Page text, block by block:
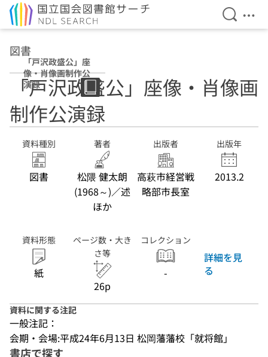
検索を
メ
図書
「戸沢政盛公」座
像・肖像画制作公
演録
「戸沢政盛公」座像・肖像画
制作公演録
資料種別
図書
著者
松隈 健太朗
(1968～)／述
ほか
出版者
高萩市経営戦
略部市長室
出版年
2013.2
資料形態
紙
ページ数・大き
さ等
26p
コレクション
-
詳細を見
る
資料に関する注記
一般注記：
会期・会場:平成24年6月13日 松岡藩藩校「就将館」
書店で探す